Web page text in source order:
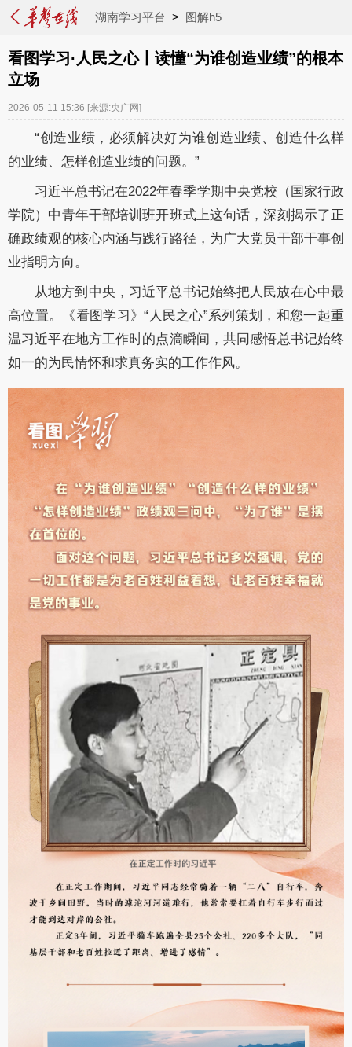
湖南学习平台 > 图解h5
看图学习·人民之心丨读懂“为谁创造业绩”的根本
立场
2026-05-11 15:36 [来源:央广网]
“创造业绩，必须解决好为谁创造业绩、创造什么样
的业绩、怎样创造业绩的问题。”
习近平总书记在2022年春季学期中央党校（国家行政
学院）中青年干部培训班开班式上这句话，深刻揭示了正
确政绩观的核心内涵与践行路径，为广大党员干部干事创
业指明方向。
从地方到中央，习近平总书记始终把人民放在心中最
高位置。《看图学习》“人民之心”系列策划，和您一起重
温习近平在地方工作时的点滴瞬间，共同感悟总书记始终
如一的为民情怀和求真务实的工作作风。